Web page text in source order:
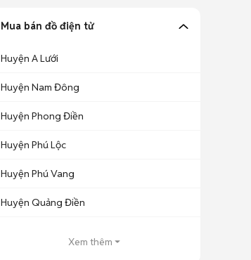
Mua bán đồ điện tử
Huyện A Lưới
Huyện Nam Đông
Huyện Phong Điền
Huyện Phú Lộc
Huyện Phú Vang
Huyện Quảng Điền
Xem thêm